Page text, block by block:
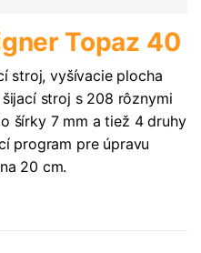
Topaz 40
stroj, vyšívacie plocha
stroj s 208 rôznymi
šírky 7 mm a tiež 4 druhy
program pre úpravu
20 cm.